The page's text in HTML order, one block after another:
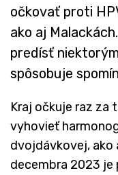
očkovať proti
ako aj
predísť
spôsobuje
Kraj očkuje raz za
vyhovieť
dvojdávkovej, ako
decembra 2023 je